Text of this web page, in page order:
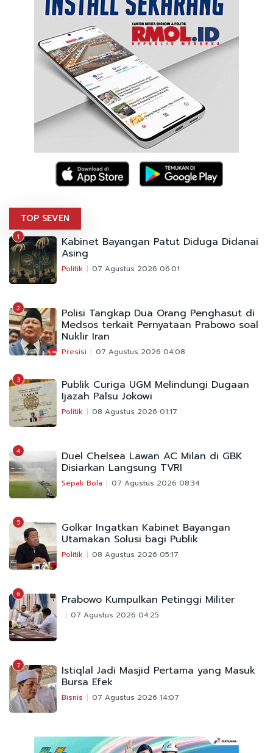
TOP SEVEN
1 Kabinet Bayangan Patut Diduga Didanai
Asing
Politik 07 Agustus 2026 06:01
2 Polisi Tangkap Dua Orang Penghasut di
Medsos terkait Pernyataan Prabowo soal
Nuklir Iran
Presisi 07 Agustus 2026 04:08
3 Publik Curiga UGM Melindungi Dugaan
Ijazah Palsu Jokowi
Politik 08 Agustus 2026 01:17
4 Duel Chelsea Lawan AC Milan di GBK
Disiarkan Langsung TVRI
Sepak Bola 07 Agustus 2026 08:34
5 Golkar Ingatkan Kabinet Bayangan
Utamakan Solusi bagi Publik
Politik 08 Agustus 2026 05:17
6 Prabowo Kumpulkan Petinggi Militer
07 Agustus 2026 04:25
7 Istiqlal Jadi Masjid Pertama yang Masuk
Bursa Efek
Bisnis 07 Agustus 2026 14:07